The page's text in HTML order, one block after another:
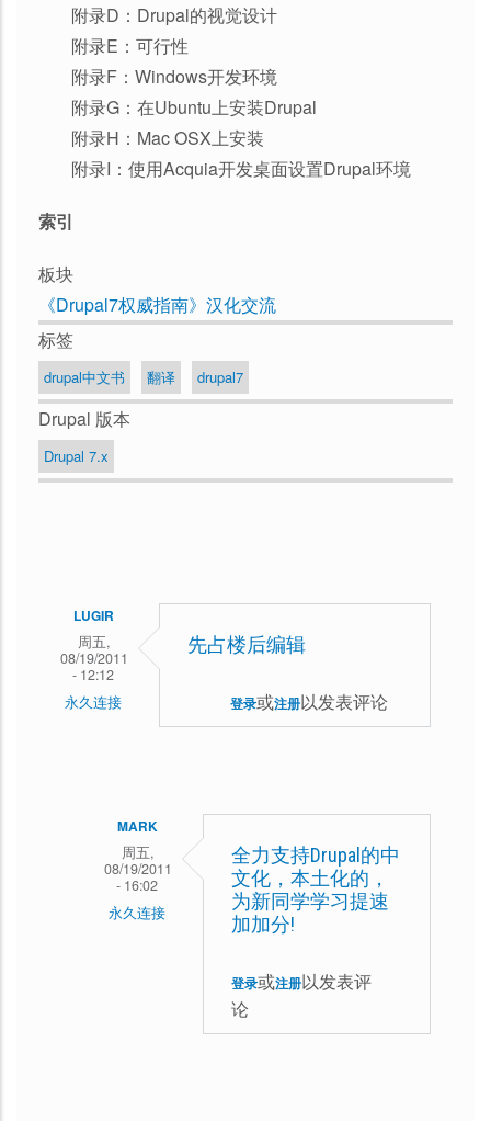
附录D：Drupal的视觉设计
附录E：可行性
附录F：Windows开发环境
附录G：在Ubuntu上安装Drupal
附录H：Mac OSX上安装
附录I：使用Acquia开发桌面设置Drupal环境
索引
板块
《Drupal7权威指南》汉化交流
标签
drupal中文书 翻译 drupal7
Drupal 版本
Drupal 7.x
LUGIR
周五,
08/19/2011
- 12:12
永久连接
先占楼后编辑
登录或注册以发表评论
MARK
周五,
08/19/2011
- 16:02
永久连接
全力支持Drupal的中
文化，本土化的，
为新同学学习提速
加加分!
登录或注册以发表评
论